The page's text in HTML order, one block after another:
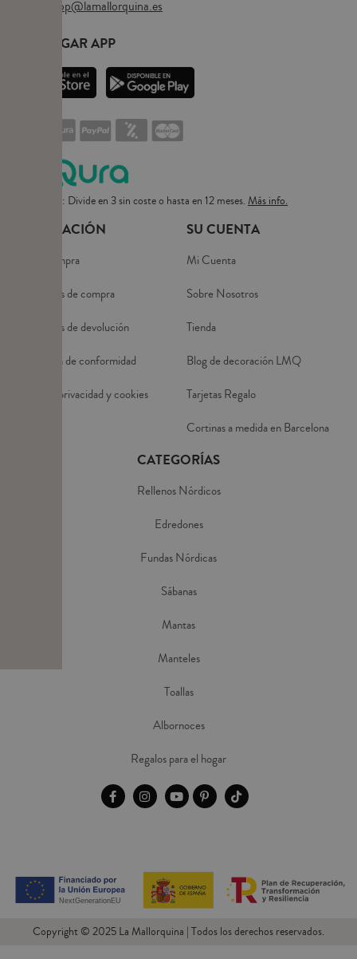
eshop@lamallorquina.es
DESCARGAR APP
Pago flexible: Divide en 3 sin coste o hasta en 12 meses. Más info.
INFORMACIÓN
Guía de compra
Condiciones de compra
Condiciones de devolución
Declaración de conformidad
Política de privacidad y cookies
SU CUENTA
Mi Cuenta
Sobre Nosotros
Tienda
Blog de decoración LMQ
Tarjetas Regalo
Cortinas a medida en Barcelona
CATEGORÍAS
Rellenos Nórdicos
Edredones
Fundas Nórdicas
Sábanas
Mantas
Manteles
Toallas
Albornoces
Regalos para el hogar
Copyright © 2025 La Mallorquina | Todos los derechos reservados.